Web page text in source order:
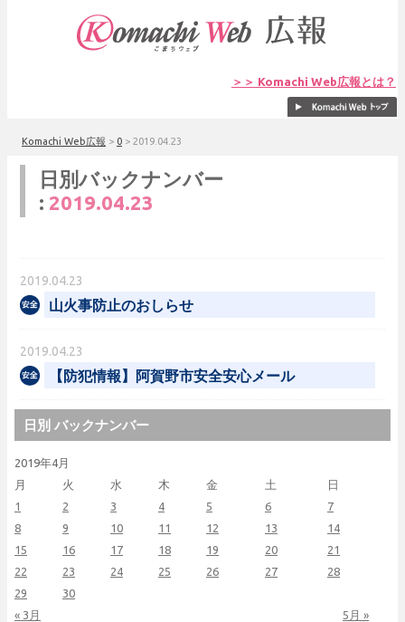
＞＞ Komachi Web広報とは？
Komachi Web広報 > 0 > 2019.04.23
日別バックナンバー
: 2019.04.23
2019.04.23
山火事防止のおしらせ
2019.04.23
【防犯情報】阿賀野市安全安心メール
日別 バックナンバー
2019年4月
月
火 水 木 金 土 日
« 3月 5月 »
1 2 3 4 5 6
7
8
9 10 11 12 13
14
15
16 17 18 19 20
21
22
23 24 25 26 27
28
29
30